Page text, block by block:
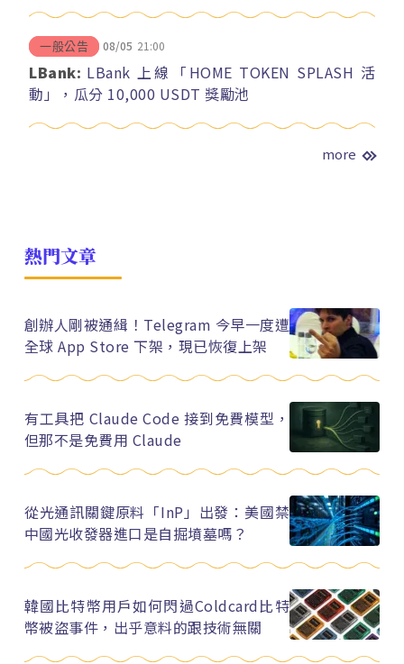
一般公告 08/05 21:00
LBank: LBank 上線「HOME TOKEN SPLASH 活
動」，瓜分 10,000 USDT 獎勵池
more
熱門文章
創辦人剛被通緝！Telegram 今早一度遭
全球 App Store 下架，現已恢復上架
有工具把 Claude Code 接到免費模型，
但那不是免費用 Claude
從光通訊關鍵原料「InP」出發：美國禁
中國光收發器進口是自掘墳墓嗎？
韓國比特幣用戶如何閃過Coldcard比特
幣被盜事件，出乎意料的跟技術無關